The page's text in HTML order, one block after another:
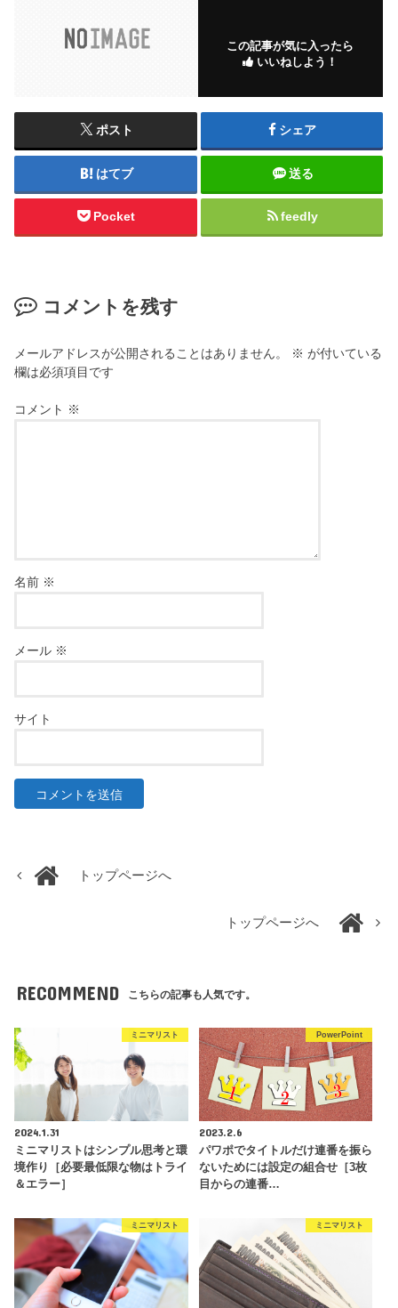
この記事が気に入ったら
いいねしよう！
ポスト シェア
はてブ 送る
Pocket feedly
コメントを残す
メールアドレスが公開されることはありません。 ※ が付いている
欄は必須項目です
コメント ※
名前 ※
メール ※
サイト
トップページへ
トップページへ
RECOMMEND こちらの記事も人気です。
ミニマリスト
2024.1.31
ミニマリストはシンプル思考と環
境作り［必要最低限な物はトライ
＆エラー］
PowerPoint
2023.2.6
パワポでタイトルだけ連番を振ら
ないためには設定の組合せ［3枚
目からの連番…
ミニマリスト ミニマリスト